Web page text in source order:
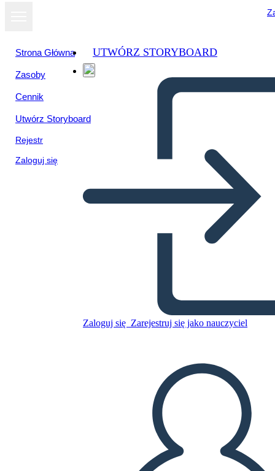
Strona Główna
Zasoby
Cennik
Utwórz Storyboard
Rejestr
Zaloguj się
UTWÓRZ STORYBOARD
Zaloguj się Zarejestruj się jako nauczyciel
Skopiuj tę scenorys
STWÓRZ SCENORYS
PRZECZYTAJ MI